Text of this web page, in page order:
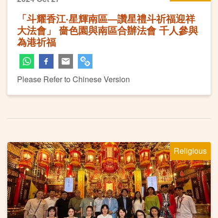
「斗耀香江‧星輝南區—讚星禮斗祈福迎祥
大法會」 嗇色園與南區合辦法會 千人參與
為港祈福
Please Refer to Chinese Version
Religious